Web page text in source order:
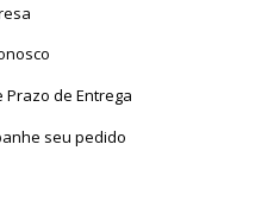
Prazo de Entrega
seu pedido